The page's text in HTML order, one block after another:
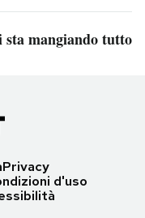
sta mangiando tutto
Privacy
d'uso